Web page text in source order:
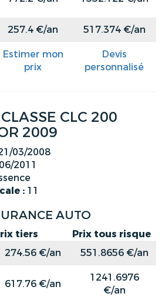
257.4 €/an 517.374 €/an
Estimer mon
prix
Devis
personnalisé
CLC 200
2009
03/2008
2011
: 11
AUTO
tiers
Prix tous risque
274.56 €/an
551.8656 €/an
617.76 €/an
1241.6976
€/an